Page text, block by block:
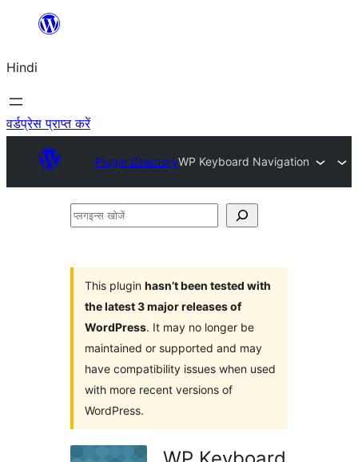
सामग्री
जाएं
Hindi
वर्डप्रेस प्राप्त करें
Plugin DirectoryWP Keyboard Navigation
प्लगइन्स
This plugin hasn’t been tested with
the latest 3 major releases of
WordPress. It may no longer be
maintained or supported and may
have compatibility issues when used
with more recent versions of
WordPress.